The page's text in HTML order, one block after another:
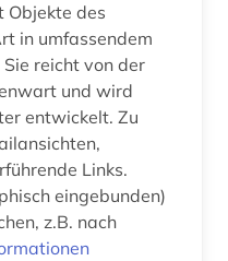
deutsch-deutsche grenze (1)
deutsche demokratische republik (1)
deutsche kolonialgesellschaft (1)
(1)
Objekte des
in umfassendem
reicht von der
und wird
entwickelt. Zu
Links.
z.B. nach